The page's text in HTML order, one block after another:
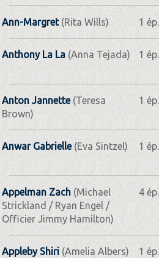
Ann-Margret(Rita Wills) 1 ép.
Anthony La La (Anna Tejada) 1 ép.
Anton Jannette(Teresa
Brown)
1 ép.
Anwar Gabrielle(Eva Sintzel) 1 ép.
Appelman Zach(Michael
Strickland / Ryan Engel /
Officier Jimmy Hamilton)
4 ép.
Appleby Shiri(Amelia Albers) 1 ép.